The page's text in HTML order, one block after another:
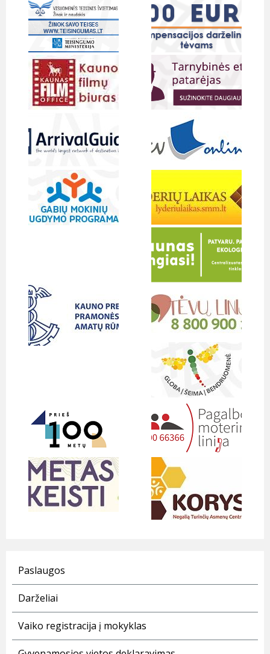
Paslaugos
Darželiai
Vaiko registracija į mokyklas